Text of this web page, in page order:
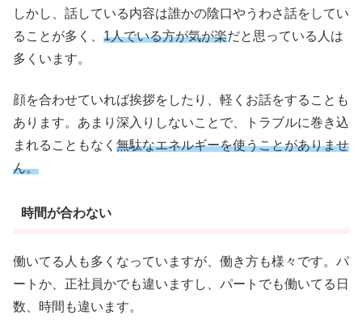
しかし、話している内容は誰かの陰口やうわさ話をしてい
ることが多く、 1人でいる方が気が楽だと思っている人は
多くいます。
顔を合わせていれば挨拶をしたり、軽くお話をすることも
あります。あまり深入りしないことで、トラブルに巻き込
まれることもなく 無駄なエネルギーを使うことがありませ
ん。
時間が合わない
働いてる人も多くなっていますが、働き方も様々です。パ
ートか、正社員かでも違いますし、パートでも働いてる日
数、時間も違います。